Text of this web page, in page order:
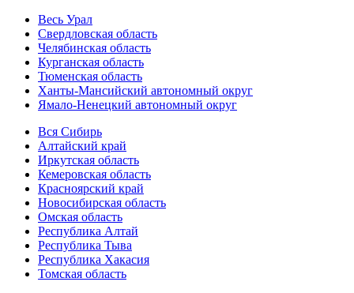
Весь Урал
Свердловская область
Челябинская область
Курганская область
Тюменская область
Ханты-Мансийский автономный округ
Ямало-Ненецкий автономный округ
Вся Сибирь
Алтайский край
Иркутская область
Кемеровская область
Красноярский край
Новосибирская область
Омская область
Республика Алтай
Республика Тыва
Республика Хакасия
Томская область